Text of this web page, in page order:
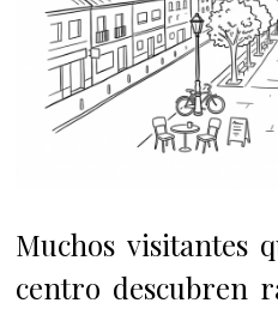
Muchos visitantes
centro descubren